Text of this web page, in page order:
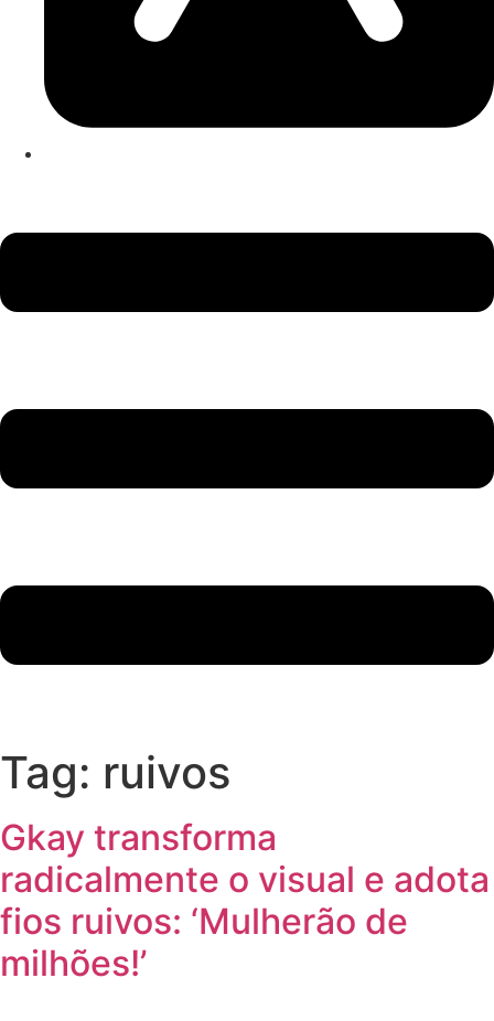
Tag: ruivos
Gkay transforma
radicalmente o visual e adota
fios ruivos: ‘Mulherão de
milhões!’